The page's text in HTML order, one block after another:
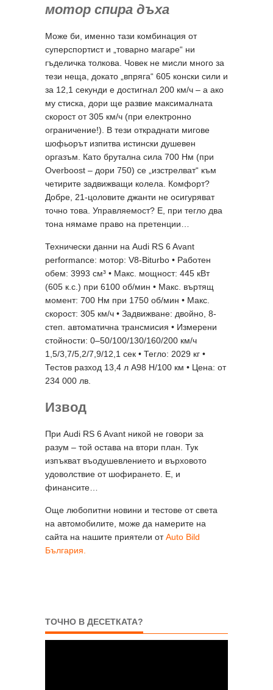
мотор спира дъха
Може би, именно тази комбинация от
суперспортист и „товарно магаре“ ни
гъделичка толкова. Човек не мисли много за
тези неща, докато „впряга“ 605 конски сили и
за 12,1 секунди е достигнал 200 км/ч – а aко
му стиска, дори ще развие максималната
скорост от 305 км/ч (при електронно
ограничение!). В тези откраднати мигове
шофьорът изпитва истински душевен
оргазъм. Като брутална сила 700 Нм (при
Overboost – дори 750) се „изстрелват“ към
четирите задвижващи колела. Комфорт?
Добре, 21-цоловите джанти не осигуряват
точно това. Управляемост? Е, при тегло два
тона нямаме право на претенции…
Технически данни на Audi RS 6 Avant
performance: мотор: V8-Biturbo • Работен
обем: 3993 cм³ • Макс. мощност: 445 кВт
(605 к.с.) при 6100 об/мин • Макс. въртящ
момент: 700 Нм при 1750 об/мин • Макс.
скорост: 305 км/ч • Задвижване: двойно, 8-
степ. автоматична трансмисия • Измерени
стойности: 0–50/100/130/160/200 км/ч
1,5/3,7/5,2/7,9/12,1 сек • Тегло: 2029 кг •
Тестов разход 13,4 л А98 Н/100 км • Цена: от
234 000 лв.
Извод
При Audi RS 6 Avant никой не говори за
разум – той остава на втори план. Тук
изпъкват въодушевлението и върховото
удоволствие от шофирането. Е, и
финансите…
Още любопитни новини и тестове от света
на автомобилите, може да намерите на
сайта на нашите приятели отAuto Bild
България.
ТОЧНО В ДЕСЕТКАТА?